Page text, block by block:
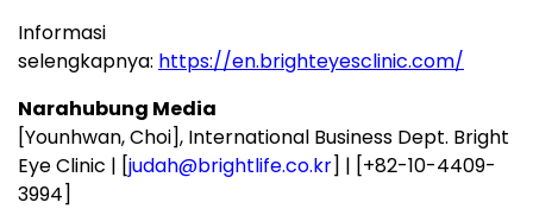
Informasi
selengkapnya: https://en.brighteyesclinic.com/
Narahubung Media
[Younhwan, Choi], International Business Dept. Bright
Eye Clinic | [judah@brightlife.co.kr] | [+82-10-4409-
3994]